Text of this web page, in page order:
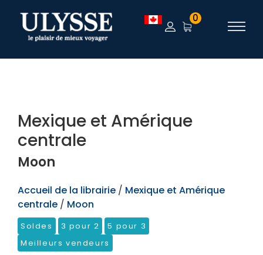
TEST 0
Mexique et Amérique
centrale
Moon
Accueil de la librairie / Mexique et Amérique
centrale / Moon
Soldes 3 pour 2
5 pour 3
Meilleurs vendeurs